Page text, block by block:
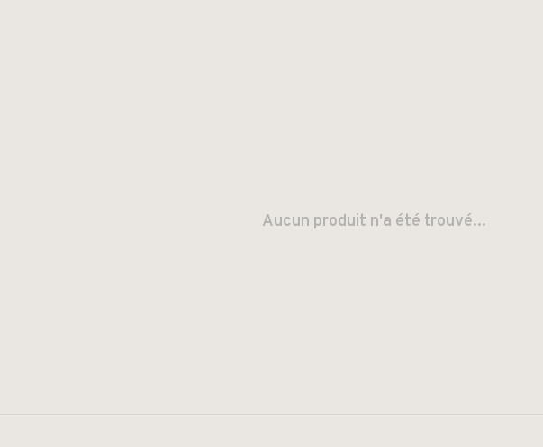
Aucun produit n'a été trouvé...